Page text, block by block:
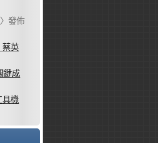
〉發佈
蔡英
鍵成
具機